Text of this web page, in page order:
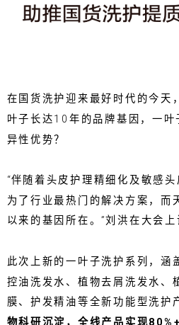
在国货洗护迎来最好时代的今天
叶子长达10年的品牌基因，一
异性优势？
“伴随着头皮护理精细化及敏感
为了行业最热门的解决方案，而
以来的基因所在。”刘洪在大会上
此次上新的一叶子洗护系列，涵
控油洗发水、植物去屑洗发水、
膜、护发精油等全新功能型洗护
物科研沉淀，全线产品实现